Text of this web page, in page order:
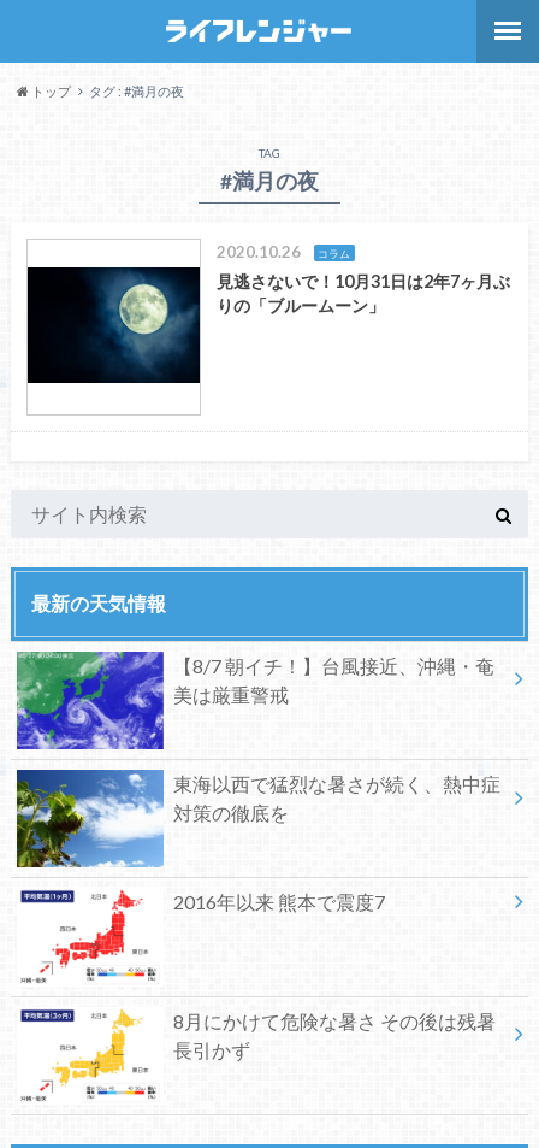
トップ タグ : #満月の夜
TAG
#満月の夜
2020.10.26 コラム
見逃さないで！10月31日は2年7ヶ月ぶ
りの「ブルームーン」
最新の天気情報
【8/7 朝イチ！】台風接近、沖縄・奄
美は厳重警戒
東海以西で猛烈な暑さが続く、熱中症
対策の徹底を
2016年以来 熊本で震度7
8月にかけて危険な暑さ その後は残暑
長引かず